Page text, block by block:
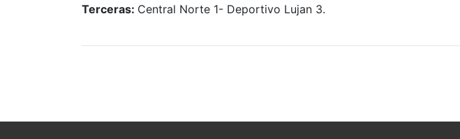
Terceras: Central Norte 1- Deportivo Lujan 3.